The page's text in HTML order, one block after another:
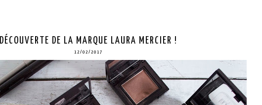
DÉCOUVERTE DE LA MARQUE LAURA MERCIER !
12/02/2017